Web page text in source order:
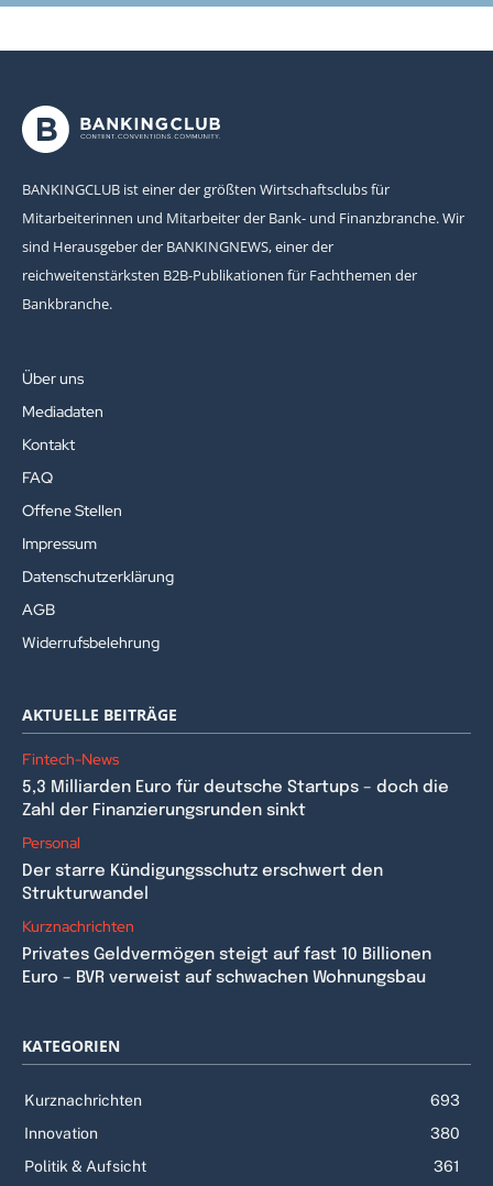
BANKINGCLUB ist einer der größten Wirtschaftsclubs für
Mitarbeiterinnen und Mitarbeiter der Bank- und Finanzbranche. Wir
sind Herausgeber der BANKINGNEWS, einer der
reichweitenstärksten B2B-Publikationen für Fachthemen der
Bankbranche.
Über uns
Mediadaten
Kontakt
FAQ
Offene Stellen
Impressum
Datenschutzerklärung
AGB
Widerrufsbelehrung
AKTUELLE BEITRÄGE
Fintech-News
5,3 Milliarden Euro für deutsche Startups – doch die
Zahl der Finanzierungsrunden sinkt
Personal
Der starre Kündigungsschutz erschwert den
Strukturwandel
Kurznachrichten
Privates Geldvermögen steigt auf fast 10 Billionen
Euro – BVR verweist auf schwachen Wohnungsbau
KATEGORIEN
Kurznachrichten
693
Innovation
380
Politik & Aufsicht
361